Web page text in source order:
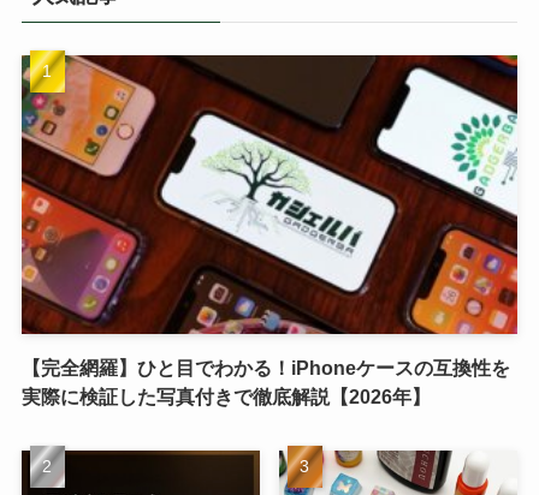
【完全網羅】ひと目でわかる！iPhoneケースの互換性を
実際に検証した写真付きで徹底解説【2026年】